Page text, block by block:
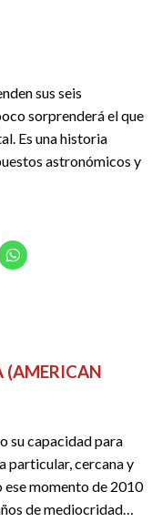
sus seis
sorprenderá el que
Es una historia
astronómicos y
(AMERICAN
su capacidad para
particular, cercana y
ese momento de 2010
de mediocridad…